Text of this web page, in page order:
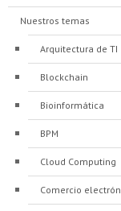
Nuestros temas
Arquitectura de TI
Blockchain
Bioinformática
BPM
Cloud Computing
Comercio